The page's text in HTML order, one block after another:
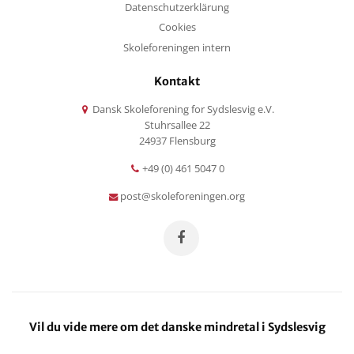
Datenschutzerklärung
Cookies
Skoleforeningen intern
Kontakt
Dansk Skoleforening for Sydslesvig e.V.
Stuhrsallee 22
24937 Flensburg
+49 (0) 461 5047 0
post@skoleforeningen.org
Vil du vide mere om det danske mindretal i Sydslesvig